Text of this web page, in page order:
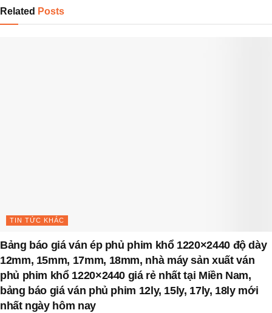
Related Posts
TIN TỨC KHÁC
Bảng báo giá ván ép phủ phim khổ 1220×2440 độ dày
12mm, 15mm, 17mm, 18mm, nhà máy sản xuất ván
phủ phim khổ 1220×2440 giá rẻ nhất tại Miền Nam,
bảng báo giá ván phủ phim 12ly, 15ly, 17ly, 18ly mới
nhất ngày hôm nay